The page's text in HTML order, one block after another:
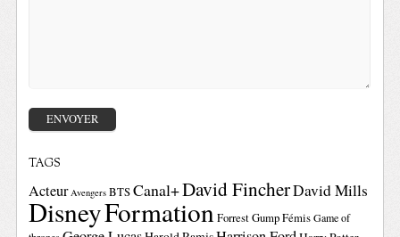
TAGS
Acteur Avengers BTSCanal+David FincherDavid Mills
DisneyFormationForrest GumpFémis Game of